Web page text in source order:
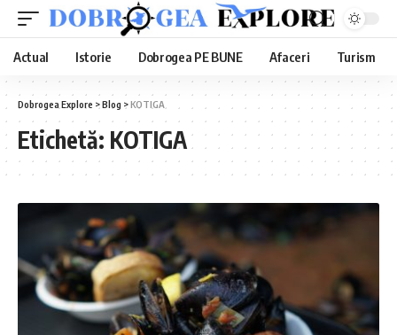
Actual Istorie Dobrogea PE BUNE Afaceri Turism
Dobrogea Explore >Blog >KOTIGA
Etichetă: KOTIGA